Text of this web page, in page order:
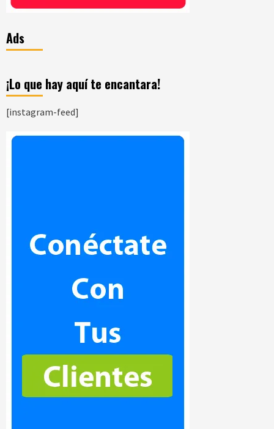
Ads
¡Lo que hay aquí te encantara!
[instagram-feed]